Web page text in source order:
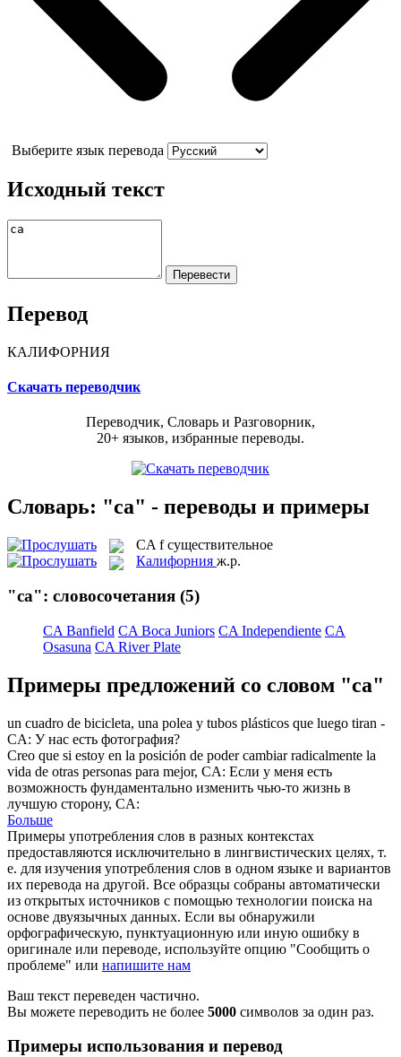
Выберите язык перевода
Исходный текст
Перевод
КАЛИФОРНИЯ
Скачать переводчик
Переводчик, Словарь и Разговорник,
20+ языков, избранные переводы.
Словарь: "ca" - переводы и примеры
CA f существительное
Калифорния ж.р.
"ca": словосочетания (5)
CA Banfield CA Boca Juniors CA Independiente CA
Osasuna CA River Plate
Примеры предложений со словом "ca"
un cuadro de bicicleta, una polea y tubos plásticos que luego tiran -
CA: У нас есть фотография?
Creo que si estoy en la posición de poder cambiar radicalmente la
vida de otras personas para mejor, CA: Если у меня есть
возможность фундаментально изменить чью-то жизнь в
лучшую сторону, CA:
Больше
Примеры употребления слов в разных контекстах
предоставляются исключительно в лингвистических целях, т.
е. для изучения употребления слов в одном языке и вариантов
их перевода на другой. Все образцы собраны автоматически
из открытых источников с помощью технологии поиска на
основе двуязычных данных. Если вы обнаружили
орфографическую, пунктуационную или иную ошибку в
оригинале или переводе, используйте опцию "Сообщить о
проблеме" или напишите нам
Ваш текст переведен частично.
Вы можете переводить не более 5000 символов за один раз.
Примеры использования и перевод